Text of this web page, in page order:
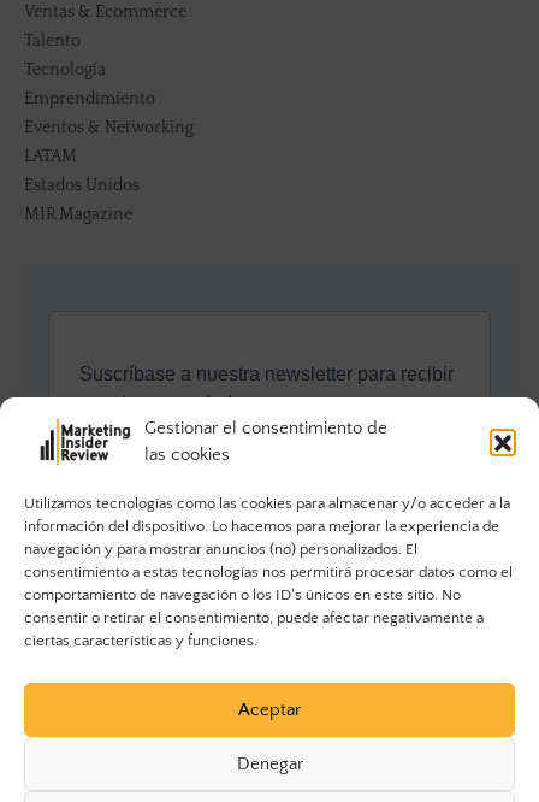
Gestionar el consentimiento de
las cookies
Utilizamos tecnologías como las cookies para almacenar y/o acceder a la
información del dispositivo. Lo hacemos para mejorar la experiencia de
navegación y para mostrar anuncios (no) personalizados. El
consentimiento a estas tecnologías nos permitirá procesar datos como el
comportamiento de navegación o los ID's únicos en este sitio. No
consentir o retirar el consentimiento, puede afectar negativamente a
ciertas características y funciones.
Aceptar
Denegar
Ventas & Ecommerce
Talento
Tecnología
Emprendimiento
Eventos & Networking
LATAM
Estados Unidos
MIR Magazine